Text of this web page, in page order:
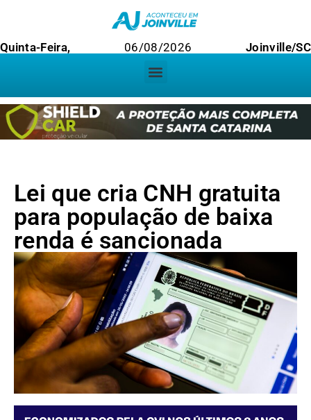
Quinta-Feira, 06/08/2026 Joinville/SC
Lei que cria CNH gratuita
para população de baixa
renda é sancionada